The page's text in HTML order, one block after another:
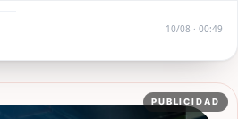
10/08 · 00:49
PUBLICIDAD